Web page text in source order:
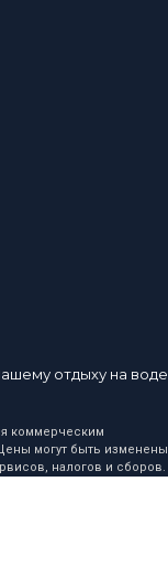
отдыху на воде
коммерческим
могут быть изменены
налогов и сборов.